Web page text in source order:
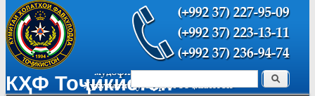
КҲФ ТоҷикистонФорма поиска Поиск